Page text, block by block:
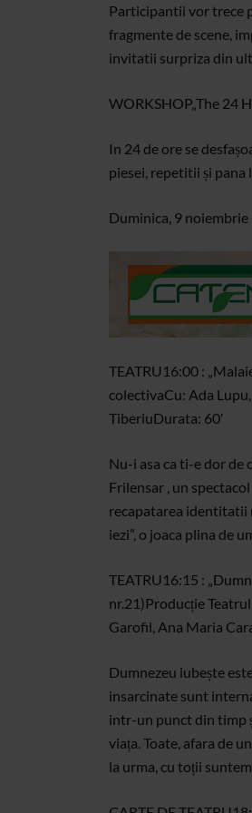
Participantii vor trece
fragmente de scene,
invitatii surpriza din
WORKSHOP„The 24
In 24 de ore se
piesei, repetitii și pana
Duminica, 9 noiembrie
TEATRU16:00 :
colectivaCu: Ada
TiberiuDurata: 60′
Nu-i asa ca ti-e dor de
Frilensar , un
recapatarea identitatii
iezi”, o joaca plina de
TEATRU16:15 :
nr.21)Producție
Garofil, Ana Maria
Dumnezeu iubește
insarcinate sunt
intr-un punct din timp
viața. Toate, afara de
la urma, cu toții